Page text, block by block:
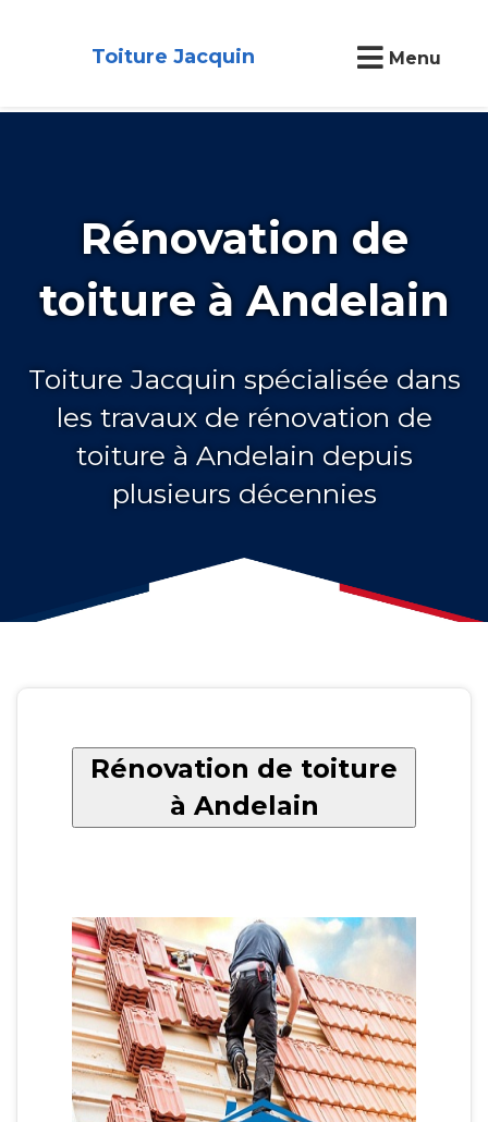
Toiture Jacquin Menu
Rénovation de
toiture à Andelain
Toiture Jacquin spécialisée dans
les travaux de rénovation de
toiture à Andelain depuis
plusieurs décennies
Rénovation de toiture
à Andelain